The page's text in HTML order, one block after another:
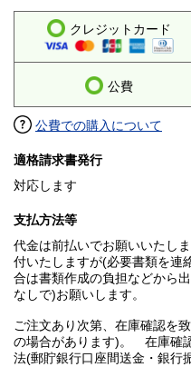
クレジットカード
公費
公費での購入について
適格請求書発行
対応します
支払方法等
代金は前払いでお願いいたし
付いたしますが(必要書類を連
合は書類作成の負担などから
なしで)お願いします。
ご注文あり次第、在庫確認を
の場合があります)。 在庫確
法(郵貯銀行口座間送金・銀行